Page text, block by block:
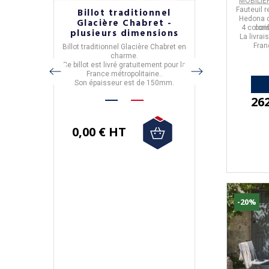
Billot traditionnel
Glacière Chabret -
plusieurs dimensions
Billot traditionnel Glacière Chabret en
charme.
Ce billot est livré gratuitement pour la
France métropolitaine..
Son épaisseur est de 150mm.
0,00 € HT
-
- 12 tissus
-
Sa livraison
Fauteuil
Hedona
4
La
-20%